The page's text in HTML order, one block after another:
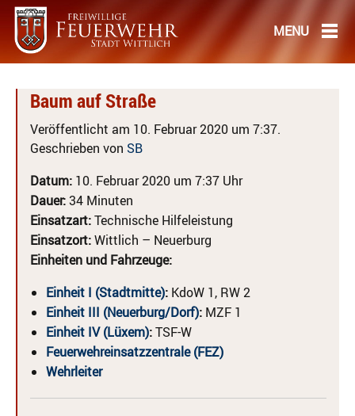
Baum auf Straße
Veröffentlicht am 10. Februar 2020 um 7:37.
Geschrieben von SB
Datum: 10. Februar 2020 um 7:37 Uhr
Dauer:34 Minuten
Einsatzart:Technische Hilfeleistung
Einsatzort:Wittlich – Neuerburg
Einheiten und Fahrzeuge:
Einheit I (Stadtmitte): KdoW 1, RW 2
Einheit III (Neuerburg/Dorf): MZF 1
Einheit IV (Lüxem):TSF-W
Feuerwehreinsatzzentrale (FEZ)
Wehrleiter